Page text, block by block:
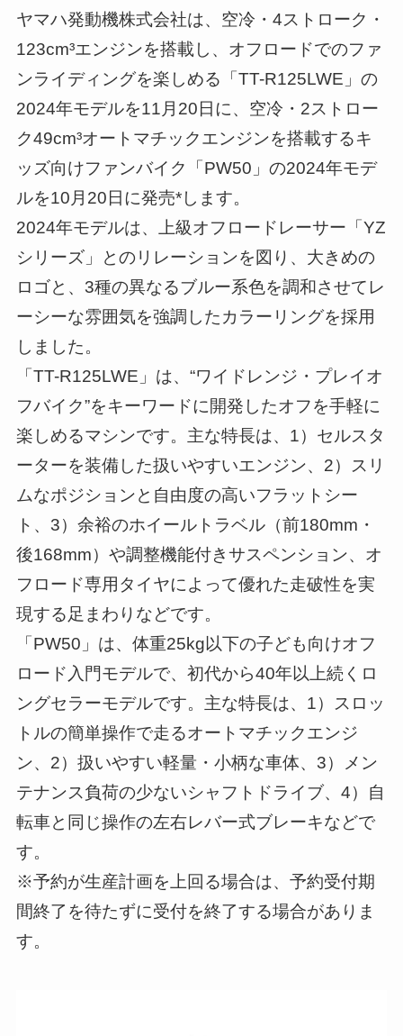
ヤマハ発動機株式会社は、空冷・4ストローク・
123cm³エンジンを搭載し、オフロードでのファ
ンライディングを楽しめる「TT-R125LWE」の
2024年モデルを11月20日に、空冷・2ストロー
ク49cm³オートマチックエンジンを搭載するキ
ッズ向けファンバイク「PW50」の2024年モデ
ルを10月20日に発売*します。
2024年モデルは、上級オフロードレーサー「YZ
シリーズ」とのリレーションを図り、大きめの
ロゴと、3種の異なるブルー系色を調和させてレ
ーシーな雰囲気を強調したカラーリングを採用
しました。
「TT-R125LWE」は、“ワイドレンジ・プレイオ
フバイク”をキーワードに開発したオフを手軽に
楽しめるマシンです。主な特長は、1）セルスタ
ーターを装備した扱いやすいエンジン、2）スリ
ムなポジションと自由度の高いフラットシー
ト、3）余裕のホイールトラベル（前180mm・
後168mm）や調整機能付きサスペンション、オ
フロード専用タイヤによって優れた走破性を実
現する足まわりなどです。
「PW50」は、体重25kg以下の子ども向けオフ
ロード入門モデルで、初代から40年以上続くロ
ングセラーモデルです。主な特長は、1）スロッ
トルの簡単操作で走るオートマチックエンジ
ン、2）扱いやすい軽量・小柄な車体、3）メン
テナンス負荷の少ないシャフトドライブ、4）自
転車と同じ操作の左右レバー式ブレーキなどで
す。
※予約が生産計画を上回る場合は、予約受付期
間終了を待たずに受付を終了する場合がありま
す。